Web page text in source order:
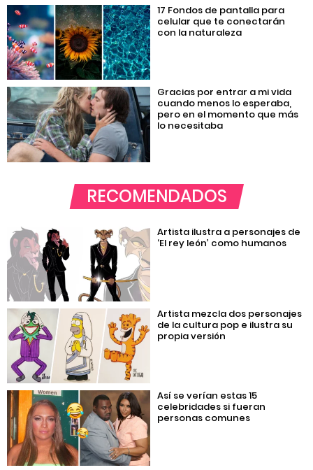
17 Fondos de pantalla para
celular que te conectarán
con la naturaleza
Gracias por entrar a mi vida
cuando menos lo esperaba,
pero en el momento que más
lo necesitaba
RECOMENDADOS
Artista ilustra a personajes de
‘El rey león’ como humanos
Artista mezcla dos personajes
de la cultura pop e ilustra su
propia versión
Así se verían estas 15
celebridades si fueran
personas comunes